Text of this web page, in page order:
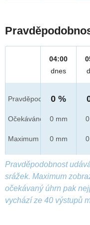
Pravděpod.
Očekáváno
Maximum
04:00
dnes
0 %
0 mm
0 mm
Pravděpodobnost
srážek. Maximum
očekávaný úhrn pak
vychází ze 40 výstupů